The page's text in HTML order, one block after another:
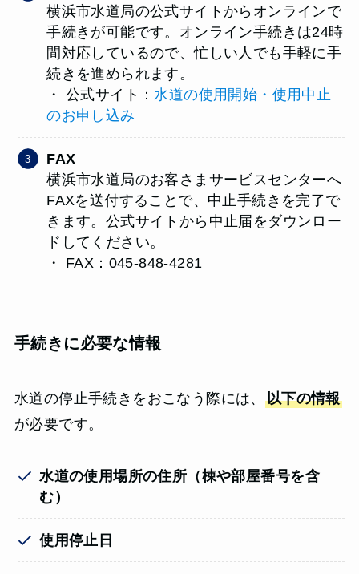
横浜市水道局の公式サイトからオンラインで
手続きが可能です。オンライン手続きは24時
間対応しているので、忙しい人でも手軽に手
続きを進められます。
・ 公式サイト：水道の使用開始・使用中止
のお申し込み
FAX
横浜市水道局のお客さまサービスセンターへ
FAXを送付することで、中止手続きを完了で
きます。公式サイトから中止届をダウンロー
ドしてください。
・ FAX：045-848-4281
手続きに必要な情報
水道の停止手続きをおこなう際には、 以下の情報
が必要です。
水道の使用場所の住所（棟や部屋番号を含
む）
使用停止日